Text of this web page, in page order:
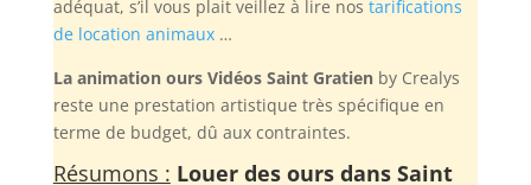
adéquat, s’il vous plait veillez à lire nos tarifications
de location animaux…
La animation ours Vidéos Saint Gratienby Crealys
reste une prestation artistique très spécifique en
terme de budget, dû aux contraintes.
Résumons : Louer des ours dans Saint